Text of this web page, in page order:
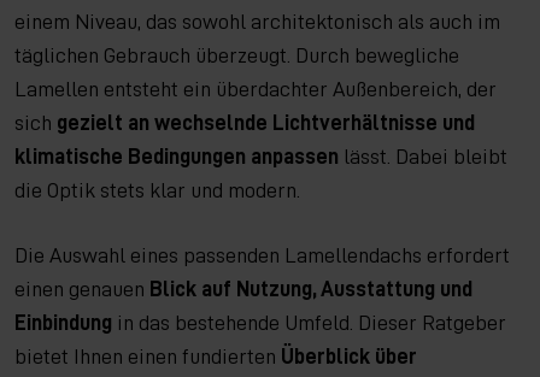
einem Niveau, das sowohl architektonisch als auch im
täglichen Gebrauch überzeugt. Durch bewegliche
Lamellen entsteht ein überdachter Außenbereich, der
sich gezielt an wechselnde Lichtverhältnisse und
klimatische Bedingungen anpassen lässt. Dabei bleibt
die Optik stets klar und modern.
Die Auswahl eines passenden Lamellendachs erfordert
einen genauen Blick auf Nutzung, Ausstattung und
Einbindung in das bestehende Umfeld. Dieser Ratgeber
bietet Ihnen einen fundierten Überblick über